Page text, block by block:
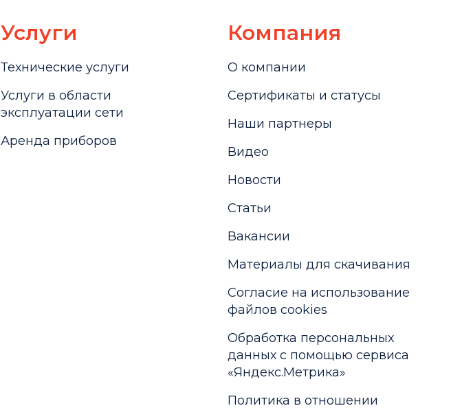
Услуги
Технические услуги
Услуги в области
эксплуатации сети
Аренда приборов
Компания
О компании
Сертификаты и статусы
Наши партнеры
Видео
Новости
Статьи
Вакансии
Материалы для скачивания
Cогласие на использование
файлов cookies
Обработка персональных
данных с помощью сервиса
«Яндекс.Метрика»
Политика в отношении